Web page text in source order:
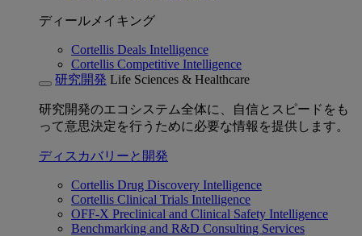
ディールメイキング
Cortellis Deals Intelligence
Cortellis Competitive Intelligence
研究開発 Life Sciences & Healthcare
研究開発のエコシステム全体に、自信とスピードをも
って意思決定を行うために必要な情報を提供します。
ディスカバリーと開発
Cortellis Drug Discovery Intelligence
Cortellis Clinical Trials Intelligence
OFF-X Preclinical and Clinical Safety Intelligence
Benchmarking and R&D Consulting Services